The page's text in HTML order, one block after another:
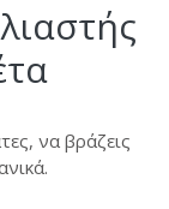
να βράζεις